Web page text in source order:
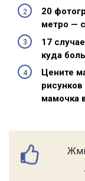
20
метро —
17
куда
Цените
мамочка